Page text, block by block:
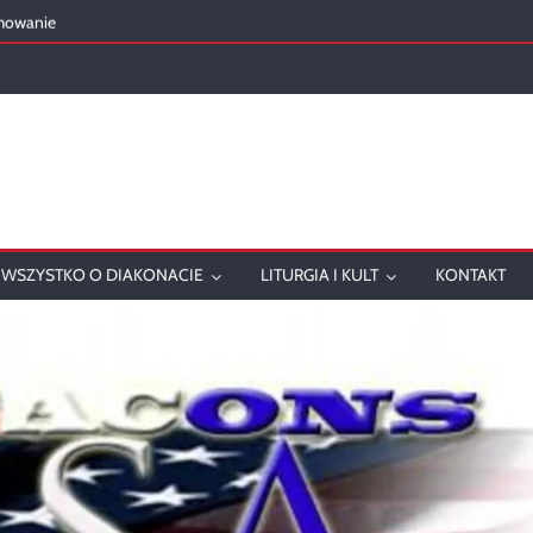
w 2025 roku
WSZYSTKO O DIAKONACIE LITURGIA I KULT KONTAKT